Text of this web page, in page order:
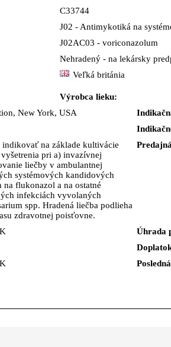
C33744
J02 - Antimykotiká na
J02AC03 - voriconazolum
Nehradený - na lekársky
Veľká británia
Výrobca lieku:
New York, USA
indikovať na základe kultivácie
pri a) invazívnej
liečby v ambulantnej
systémových kandidových
flukonazol a na ostatné
infekciách vyvolaných
spp. Hradená liečba podlieha
zdravotnej poisťovne.
Úhrada